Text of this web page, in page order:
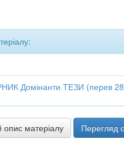
Домінанти ТЕЗИ (перев
опис матеріалу Перегляд